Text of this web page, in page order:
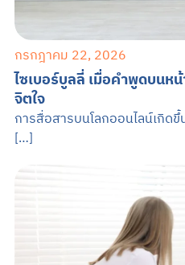
กรกฎาคม 22, 2026
ไซเบอร์บูลลี่ เมื่อคำพูดบนห
จิตใจ
การสื่อสารบนโลกออนไลน์เกิด
[…]